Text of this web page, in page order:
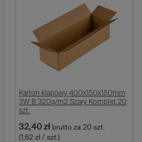
Karton klapowy 400x150x150mm
3W B 320g/m2 Szary Komplet 20
szt.
32,40 zł brutto za 20 szt.
(1,62 zł / szt.)